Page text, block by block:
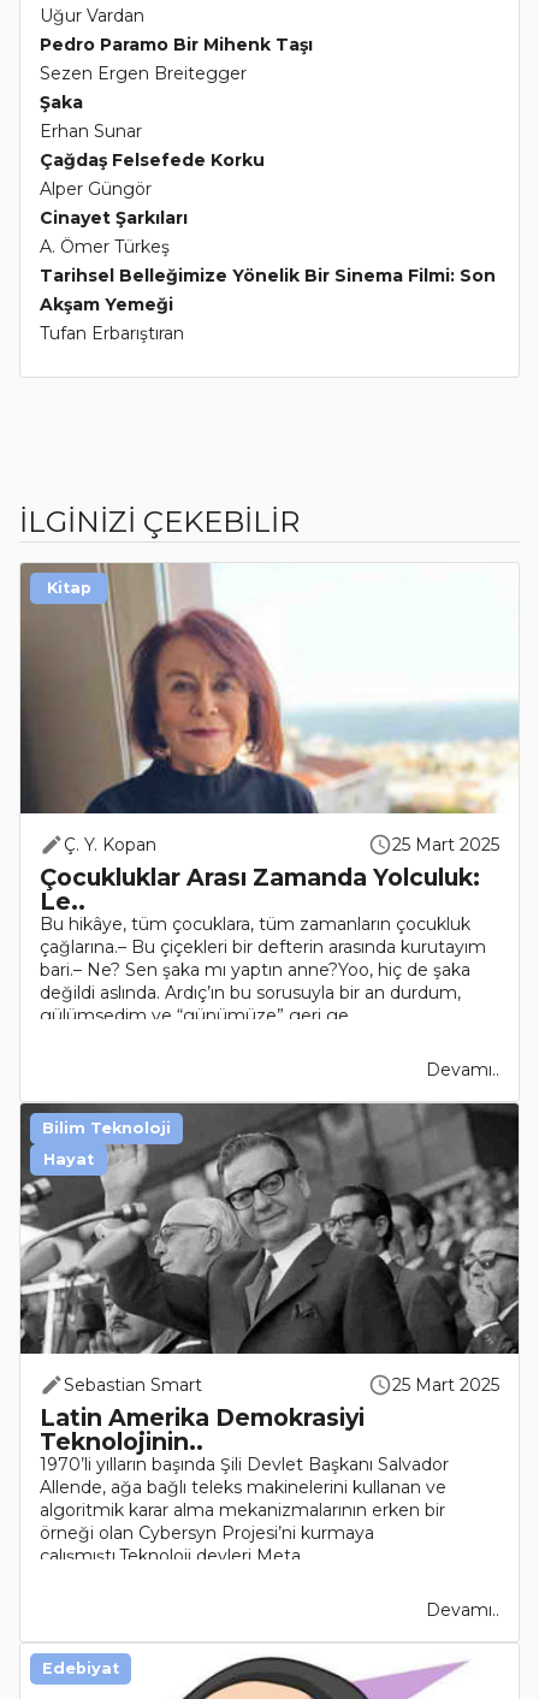
Uğur Vardan
Pedro Paramo Bir Mihenk Taşı
Sezen Ergen Breitegger
Şaka
Erhan Sunar
Çağdaş Felsefede Korku
Alper Güngör
Cinayet Şarkıları
A. Ömer Türkeş
Tarihsel Belleğimize Yönelik Bir Sinema Filmi: Son
Akşam Yemeği
Tufan Erbarıştıran
İLGİNİZİ ÇEKEBİLİR
Ç. Y. Kopan 25 Mart 2025
Çocukluklar Arası Zamanda Yolculuk:
Le..
Bu hikâye, tüm çocuklara, tüm zamanların çocukluk
çağlarına.– Bu çiçekleri bir defterin arasında kurutayım
bari.– Ne? Sen şaka mı yaptın anne?Yoo, hiç de şaka
değildi aslında. Ardıç’ın bu sorusuyla bir an durdum,
gülümsedim ve “günümüze” geri ge..
Devamı..
Kitap
Sebastian Smart 25 Mart 2025
Latin Amerika Demokrasiyi
Teknolojinin..
1970’li yılların başında Şili Devlet Başkanı Salvador
Allende, ağa bağlı teleks makinelerini kullanan ve
algoritmik karar alma mekanizmalarının erken bir
örneği olan Cybersyn Projesi’ni kurmaya
çalışmıştı.Teknoloji devleri Meta,..
Devamı..
Bilim Teknoloji
Hayat
Edebiyat